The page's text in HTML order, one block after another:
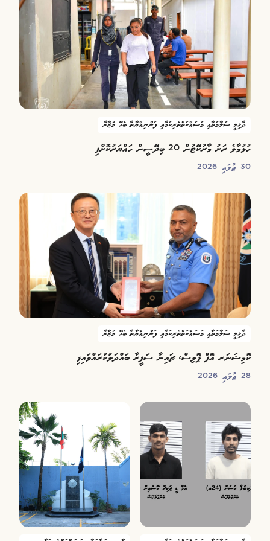
ދާޚިލީ ސަލާމަތާއި މަސައްކަތްތެރިކަމާއި ފަންނިއްޔާތާ ބެހޭ ވުޒާރާ
ހުޅުމާލެ ރަށު މާރުކޭޓުން 20 ބިދޭސީން ހައްޔަރުކޮށްފި
30 ޖުލައި 2026
ދާޚިލީ ސަލާމަތާއި މަސައްކަތްތެރިކަމާއި ފަންނިއްޔާތާ ބެހޭ ވުޒާރާ
ކޮމިޝަނަރ އޮފް ޕޮލިސް، ޗައިނާ ސަފީރާ ބައްދަލުކުރައްވައިފި
28 ޖުލައި 2026